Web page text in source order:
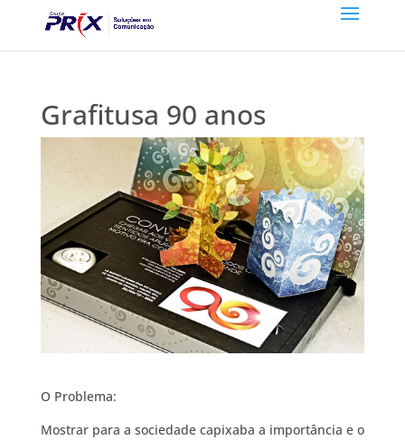
Grafitusa 90 anos
O Problema:
Mostrar para a sociedade capixaba a importância e o